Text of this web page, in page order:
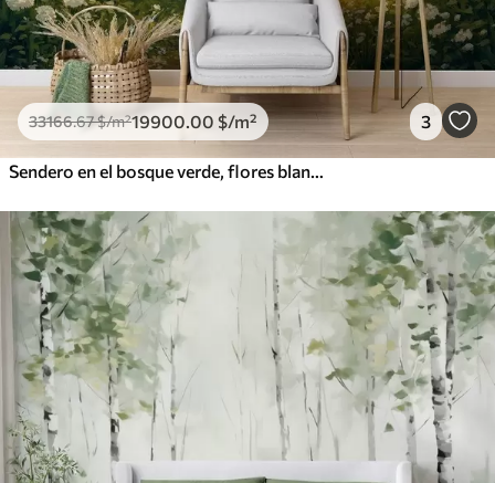
33166.67$/m²19900.00 $/m² 3
Sendero en el bosque verde, flores blancas, luz del sol, dibujo estilo acrílico